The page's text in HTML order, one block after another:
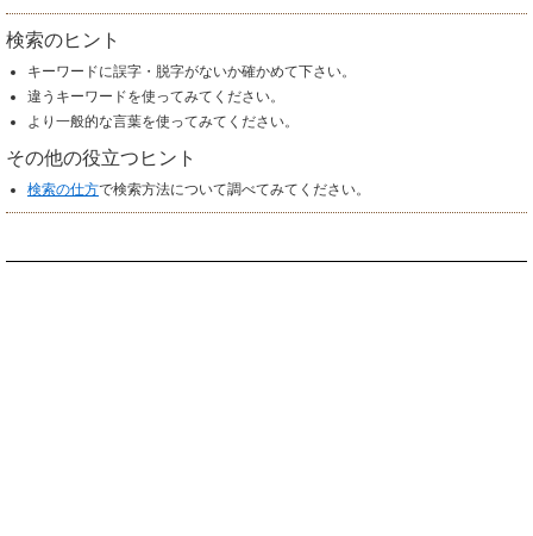
検索のヒント
キーワードに誤字・脱字がないか確かめて下さい。
違うキーワードを使ってみてください。
より一般的な言葉を使ってみてください。
その他の役立つヒント
検索の仕方で検索方法について調べてみてください。